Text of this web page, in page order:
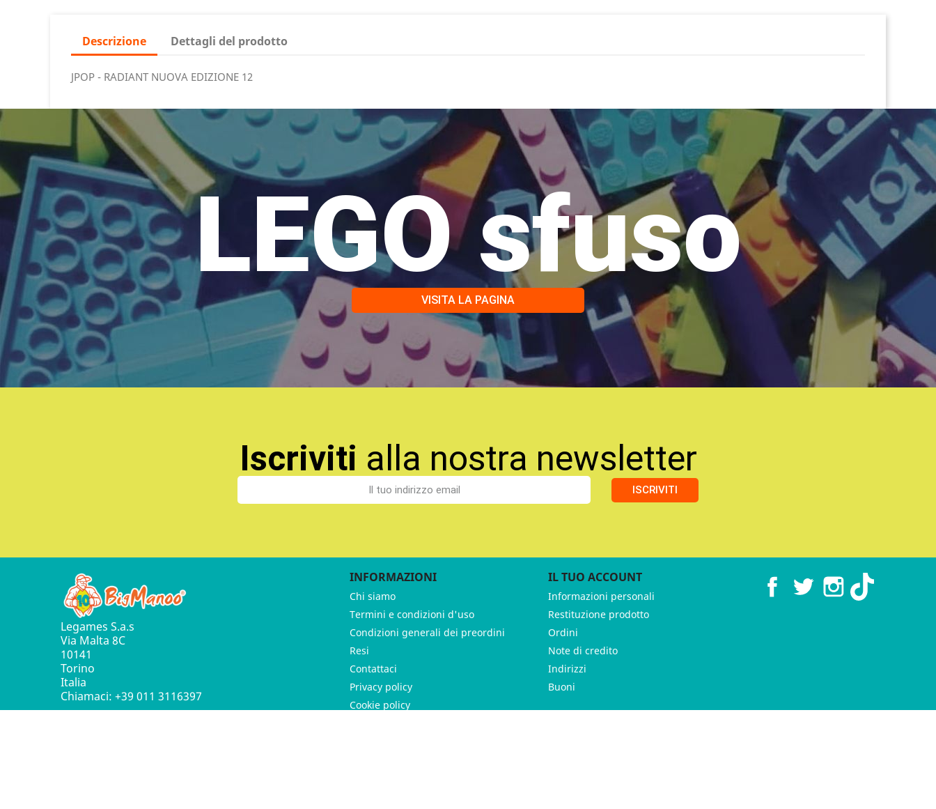
Descrizione Dettagli del prodotto
JPOP - RADIANT NUOVA EDIZIONE 12
LEGO sfuso
VISITA LA PAGINA
Iscriviti alla nostra newsletter
ISCRIVITI
Legames S.a.s
Via Malta 8C
10141
Torino
Italia
Chiamaci: +39 011 3116397
INFORMAZIONI
Chi siamo
Termini e condizioni d'uso
Condizioni generali dei preordini
Resi
Contattaci
Privacy policy
Cookie policy
IL TUO ACCOUNT
Informazioni personali
Restituzione prodotto
Ordini
Note di credito
Indirizzi
Buoni
FacebookTwitter Instagram